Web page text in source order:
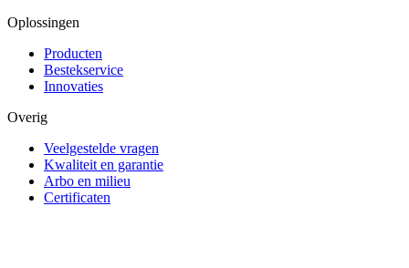
Oplossingen
Producten
Bestekservice
Innovaties
Overig
Veelgestelde vragen
Kwaliteit en garantie
Arbo en milieu
Certificaten